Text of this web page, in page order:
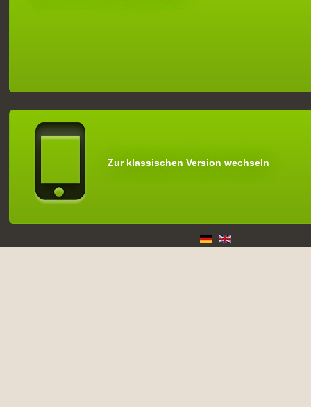
Zur klassischen Version wechseln